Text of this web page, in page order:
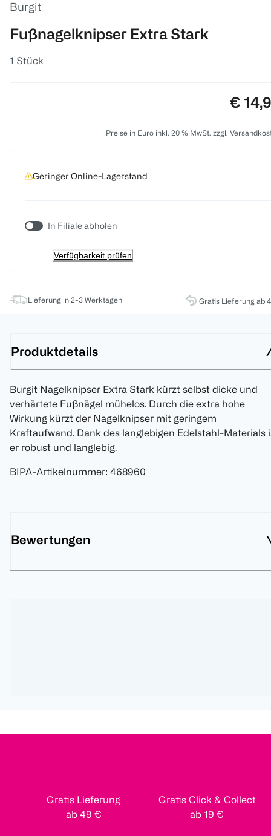
Burgit
Fußnagelknipser Extra Stark
1 Stück
Preis:
€
Preise in Euro inkl. 20 % MwSt. zzgl.
Geringer Online-Lagerstand
In Filiale abholen
Verfügbarkeit prüfen
Lieferung in 2-3 Werktagen Gratis Lieferung ab
Produktdetails
Burgit Nagelknipser Extra Stark kürzt selbst dicke und
verhärtete Fußnägel mühelos. Durch die extra hohe
Wirkung kürzt der Nagelknipser mit geringem
Kraftaufwand. Dank des langlebigen Edelstahl-Materials
er robust und langlebig.
BIPA-Artikelnummer: 468960
Bewertungen
Gratis Lieferung
ab 49 €
Gratis Click & Collect
ab 19 €